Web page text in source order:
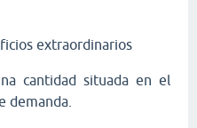
extraordinarios
cantidad situada en el
demanda.